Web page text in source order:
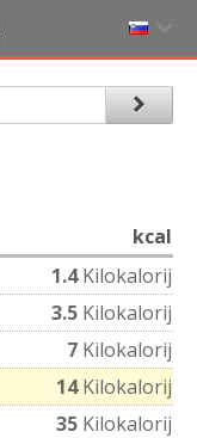
kcal
1.4Kilokalorij
3.5 Kilokalorij
7 Kilokalorij
14Kilokalorij
35 Kilokalorij